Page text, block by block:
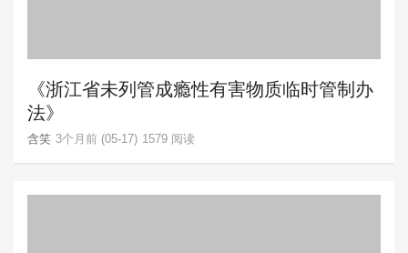
《浙江省未列管成瘾性有害物质临时管制办
法》
含笑 3个月前 (05-17) 1579 阅读